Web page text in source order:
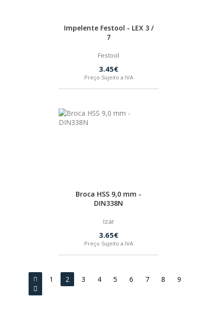
Impelente Festool - LEX 3 /
7
Festool
3.45€
Preço Sujeito a IVA
Broca HSS 9,0 mm -
DIN338N
Izar
3.65€
Preço Sujeito a IVA
1 2 3 4 5 6 7 8 9